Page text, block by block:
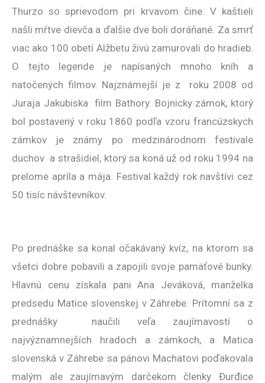
Thurzo so sprievodom pri krvavom čine. V kaštieli
našli mŕtve dievča a ďalšie dve boli doráňané. Za smrť
viac ako 100 obetí Alžbetu živú zamurovali do hradieb.
O tejto legende je napísaných mnoho kníh a
natočených filmov. Najznámejší je z roku 2008 od
Juraja Jakubiska film Bathory. Bojnicky zámok, ktorý
bol postavený v roku 1860 podľa vzoru francúzskych
zámkov je známy po medzinárodnom festivale
duchov a strašidiel, ktorý sa koná už od roku 1994 na
prelome apríla a mája. Festival každý rok navštívi cez
50 tisíc návštevníkov.
Po prednáške sa konal očakávaný kvíz, na ktorom sa
všetci dobre pobavili a zapojili svoje pamäťové bunky.
Hlavnú cenu získala pani Ana Jeváková, manželka
predsedu Matice slovenskej v Záhrebe. Prítomní sa z
prednášky naučili veľa zaujímavostí o
najvýznamnejších hradoch a zámkoch, a Matica
slovenská v Záhrebe sa pánovi Machatovi poďakovala
malým ale zaujímavým darčekom členky Đurđice